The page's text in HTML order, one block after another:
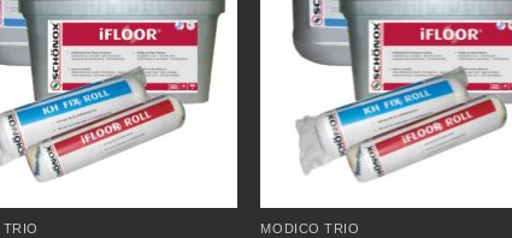
TRIO MODICO TRIO